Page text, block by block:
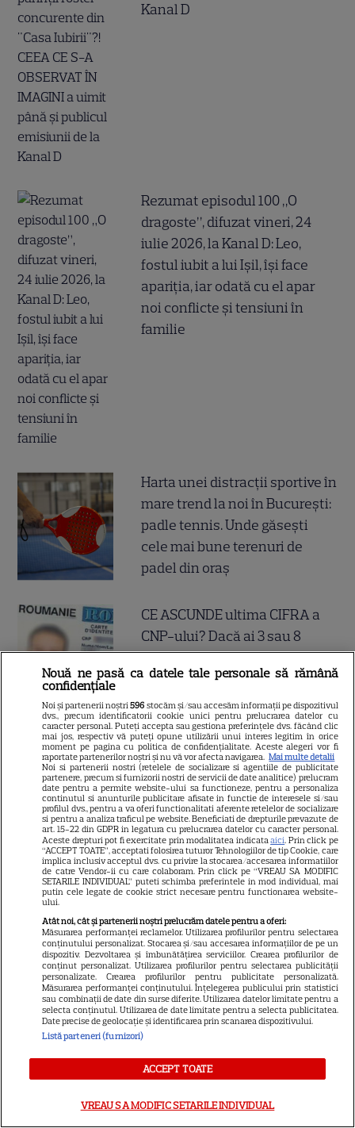
Kanal D
Rezumat episodul 100 „O
dragoste”, difuzat vineri, 24
iulie 2026, la Kanal D: Leo,
fostul iubit a lui Ișil, își face
apariția, iar odată cu el apar
noi conflicte și tensiuni în
familie
Harta unei distracții sportive în
mare trend la noi în București:
padle tennis. Unde găsești
cele mai bune terenuri de
padel din oraș
CE ASCUNDE ultima CIFRA a
CNP-ului? Dacă ai 3 sau 8
însemană că...
DIN ACEEAȘI CATEGORIE
ADVERTORIAL
Trei lucruri pe care ghidurile de
televizoare nu ți le spun
Nouă ne pasă ca datele tale personale să rămână
confidențiale
Noi și partenerii noștri596 stocăm și/sau accesăm informații pe dispozitivul
dvs., precum identificatorii cookie unici pentru prelucrarea datelor cu
caracter personal. Puteți accepta sau gestiona preferințele dvs. făcând clic
mai jos, respectiv vă puteți opune utilizării unui interes legitim în orice
moment pe pagina cu politica de confidențialitate. Aceste alegeri vor fi
raportate partenerilor noștri și nu vă vor afecta navigarea. Mai multe detalii
Noi si partenerii nostri (retelele de socializare si agentiile de publicitate
partenere, precum si furnizorii nostri de servicii de date analitice) prelucram
date pentru a permite website-ului sa functioneze, pentru a personaliza
continutul si anunturile publicitare afisate in functie de interesele si/sau
profilul dvs., pentru a va oferi functionalitati aferente retelelor de socializare
si pentru a analiza traficul pe website. Beneficiati de drepturile prevazute de
art. 15-22 din GDPR in legatura cu prelucrarea datelor cu caracter personal.
Aceste drepturi pot fi exercitate prin modalitatea indicataaici. Prin click pe
“ACCEPT TOATE”, acceptati folosirea tuturor Tehnologiilor de tip Cookie, care
implica inclusiv acceptul dvs. cu privire la stocarea/accesarea informatiilor
de catre Vendor-ii cu care colaboram. Prin click pe “VREAU SA MODIFIC
SETARILE INDIVIDUAL” puteti schimba preferintele in mod individual, mai
putin cele legate de cookie strict necesare pentru functionarea website-
ului.
Atât noi, cât și partenerii noștri prelucrăm datele pentru a oferi:
Măsurarea performanței reclamelor. Utilizarea profilurilor pentru selectarea
conținutului personalizat. Stocarea și/sau accesarea informațiilor de pe un
dispozitiv. Dezvoltarea și îmbunătățirea serviciilor. Crearea profilurilor de
conținut personalizat. Utilizarea profilurilor pentru selectarea publicității
personalizate. Crearea profilurilor pentru publicitate personalizată.
Măsurarea performanței conținutului. Înțelegerea publicului prin statistici
sau combinații de date din surse diferite. Utilizarea datelor limitate pentru a
selecta conținutul. Utilizarea de date limitate pentru a selecta publicitatea.
Date precise de geolocație și identificarea prin scanarea dispozitivului.
Listă parteneri (furnizori)
ACCEPT TOATE
VREAU SA MODIFIC SETARILE INDIVIDUAL